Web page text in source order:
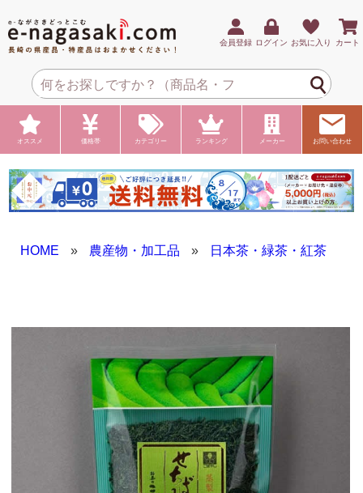
会員登録 ログイン お気に入り カート
オススメ 価格帯 カテゴリー ランキング メーカー お問い合わせ
HOME » 農産物・加工品 » 日本茶・緑茶・紅茶